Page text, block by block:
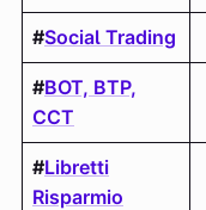
#Social Trading
#BOT, BTP,
CCT
#Libretti
Risparmio